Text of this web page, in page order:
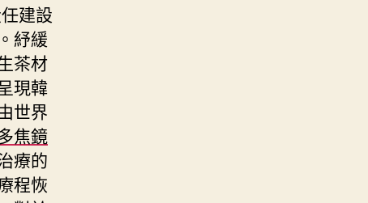
建設
紓緩
茶材
現韓
世界
焦鏡
療的
程恢